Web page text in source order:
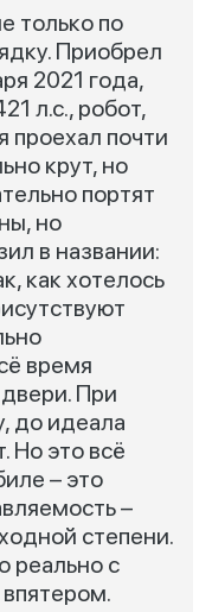
только по
Приобрел
2021 года,
л.с., робот,
проехал почти
крут, но
портят
но
в названии:
как хотелось
время
При
до идеала
Но это всё
– это
–
степени.
реально с